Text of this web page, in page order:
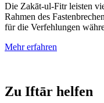
Die Zakāt-ul-Fitr leisten
Rahmen des
für die Ver­fehlungen
Mehr erfahren
Zu Iftār helfen